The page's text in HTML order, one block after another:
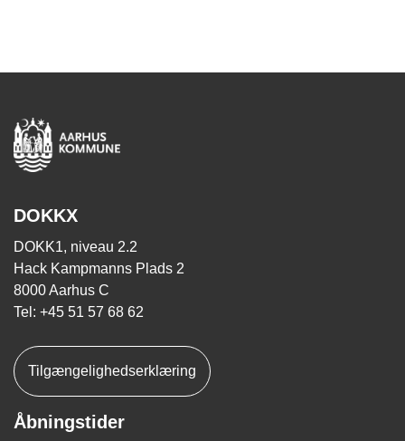
DOKKX
DOKK1, niveau 2.2
Hack Kampmanns Plads 2
8000 Aarhus C
Tel: +45 51 57 68 62
Tilgængelighedserklæring
Åbningstider